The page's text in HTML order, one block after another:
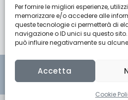
Per fornire le migliori esperienze,
memorizzare e/o accedere alle
queste tecnologie ci permetterà di
navigazione o ID unici su questo
può influire negativamente su
Accetta
Cookie
Cerca
© 2022